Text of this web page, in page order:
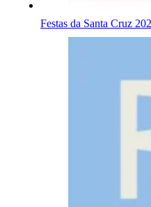
Festas da Santa Cruz